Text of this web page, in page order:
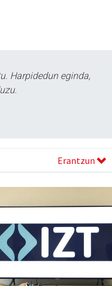
Harpidedun eginda,
Erantzun